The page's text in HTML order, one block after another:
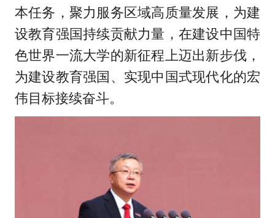
本任务，聚力服务区域高质量发展，为建
设教育强国持续贡献力量，在建设中国特
色世界一流大学的新征程上迈出新步伐，
为建设教育强国、实现中国式现代化的宏
伟目标接续奋斗。